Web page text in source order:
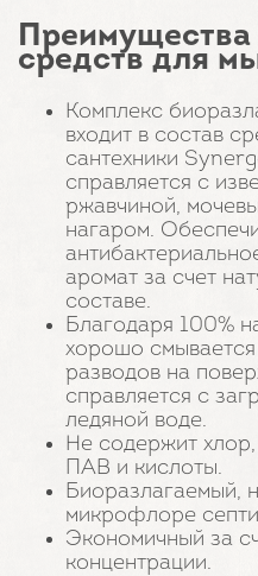
средств для
Комплекс
входит в состав
сантехники
справляется с
ржавчиной,
нагаром.
аромат за счет
составе.
Благодаря 100%
хорошо смывается
разводов на
справляется с
ледяной воде.
Не содержит
ПАВ и кислоты.
Биоразлагаемый,
микрофлоре
Экономичный за
концентрации.